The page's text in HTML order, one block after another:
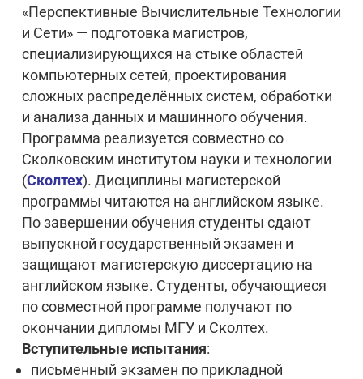
«Перспективные Вычислительные Технологии
и Сети» — подготовка магистров,
специализирующихся на стыке областей
компьютерных сетей, проектирования
сложных распределённых систем, обработки
и анализа данных и машинного обучения.
Программа реализуется совместно со
Сколковским институтом науки и технологии
(Сколтех). Дисциплины магистерской
программы читаются на английском языке.
По завершении обучения студенты сдают
выпускной государственный экзамен и
защищают магистерскую диссертацию на
английском языке. Студенты, обучающиеся
по совместной программе получают по
окончании дипломы МГУ и Сколтех.
Вступительные испытания:
письменный экзамен по прикладной